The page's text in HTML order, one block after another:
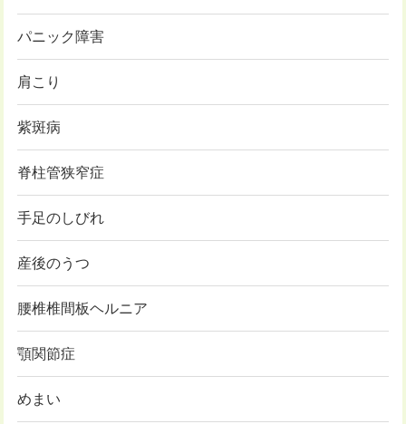
パニック障害
肩こり
紫斑病
脊柱管狭窄症
手足のしびれ
産後のうつ
腰椎椎間板ヘルニア
顎関節症
めまい